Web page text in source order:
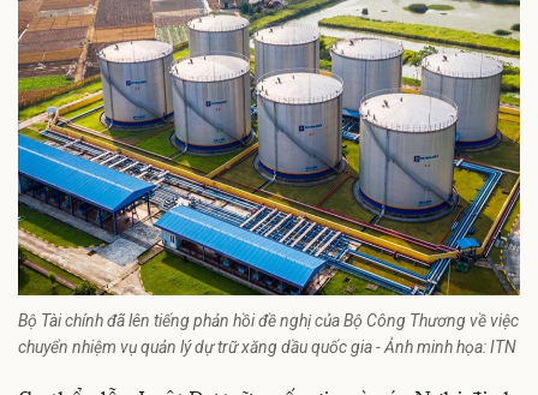
Bộ Tài chính đã lên tiếng phản hồi đề nghị của Bộ Công Thương về việc
chuyển nhiệm vụ quản lý dự trữ xăng dầu quốc gia - Ảnh minh họa: ITN